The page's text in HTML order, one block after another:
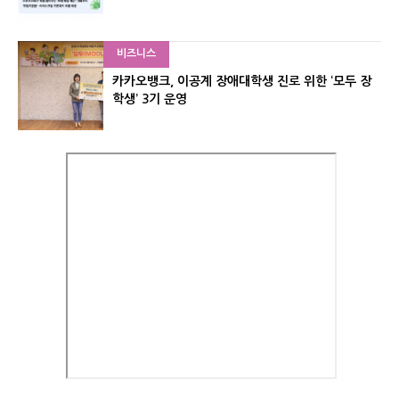
비즈니스
카카오뱅크, 이공계 장애대학생 진로 위한 ‘모두 장
학생’ 3기 운영